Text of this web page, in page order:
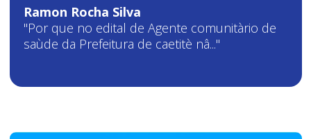
Ramon Rocha Silva
"Por que no edital de Agente comunitàrio de
saùde da Prefeitura de caetitè nâ..."